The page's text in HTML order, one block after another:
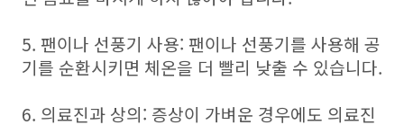
5. 팬이나 선풍기 사용: 팬이나 선풍기를 사용해 공
기를 순환시키면 체온을 더 빨리 낮출 수 있습니다.
6. 의료진과 상의: 증상이 가벼운 경우에도 의료진